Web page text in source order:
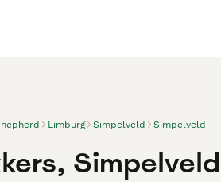
Limburg Simpelveld Simpelveld
Simpelveld